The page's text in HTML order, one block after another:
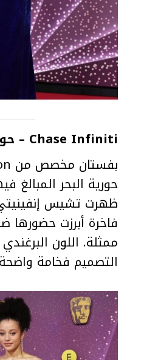
Chase Infiniti – حورية عصرية
حورية البحر المبالغ
ظهرت تشيس إنفينيتي
فاخرة أبرزت
ممثلة. اللون
التصميم فخامة